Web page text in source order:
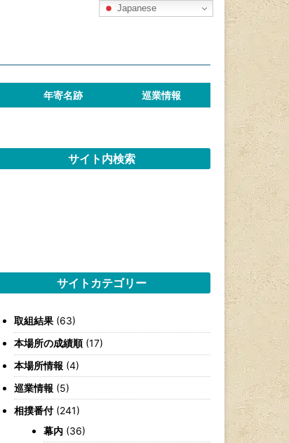
年寄名跡 巡業情報
サイト内検索
サイトカテゴリー
取組結果 (63)
本場所の成績順(17)
本場所情報 (4)
巡業情報 (5)
相撲番付(241)
幕内 (36)
Japanese